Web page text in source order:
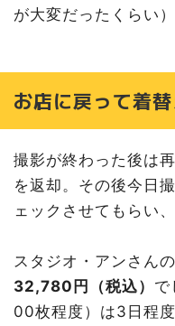
が大変だったくらい
お店に戻って着
撮影が終わった後は
を返却。その後今日
ェックさせてもらい
スタジオ・アンさんの
32,780円（税込） で
00枚程度）は3日程